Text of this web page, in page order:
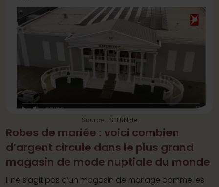
Robes de mariée : voici combien
d’argent circule dans le plus grand
magasin de mode nuptiale du monde
Il ne s’agit pas d’un magasin de mariage comme les
Source : STERN.de